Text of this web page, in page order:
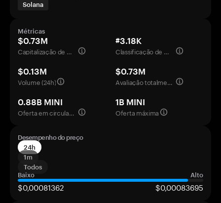
Solana
Métricas
$0.73M
Capitalização de mercado
#3.18K
Classificação de mercado
$0.13M
Volume (24h)
$0.73M
Avaliação totalmente diluída
0.88B MINI
Oferta em circulação
1B MINI
Oferta máxima
Desempenho do preço
24h
1m
Todos
Baixo
Alto
$0,00081362 $0,00083695